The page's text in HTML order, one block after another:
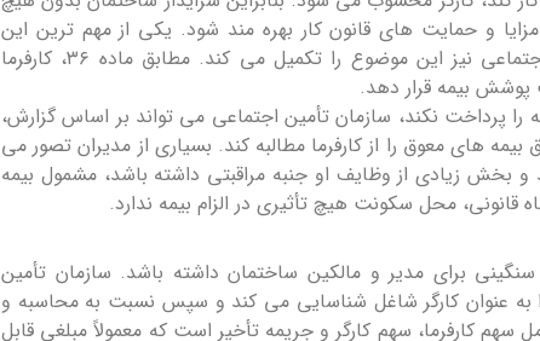
و حمایت های قانون کار بهره مند شود. یکی از مهم ترین این
حمایت ها بیمه تأمین اجتماعی است. قانون تأمین اجتماعی نیز این موضوع را تکمیل می کند. مطابق ماده ۳۶، کارفرما
بیمه قرار دهد.
کارفرما بیمه را پرداخت نکند، سازمان تأمین اجتماعی می تواند بر اساس گزارش،
های معوق را از کارفرما مطالبه کند. بسیاری از مدیران تصور می
و بخش زیادی از وظایف او جنبه مراقبتی داشته باشد، مشمول بیمه
قانونی، محل سکونت هیچ تأثیری در الزام بیمه ندارد.
برای مدیر و مالکین ساختمان داشته باشد. سازمان تأمین
به عنوان کارگر شاغل شناسایی می کند و سپس نسبت به محاسبه و
کارفرما، سهم کارگر و جریمه تأخیر است که معمولاً مبلغی قابل